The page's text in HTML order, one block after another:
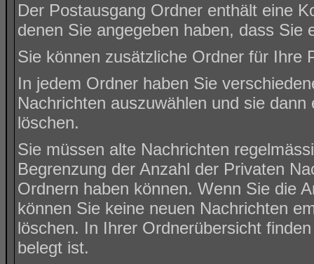
Der Postausgang Ordner enthält eine
denen Sie angegeben haben, dass
Sie können zusätzliche Ordner für Ihre
In jedem Ordner haben Sie
Nachrichten auszuwählen und sie
löschen.
Sie müssen alte Nachrichten
Begrenzung der Anzahl der Privaten
Ordnern haben können. Wenn Sie die
können Sie keine neuen Nachrichten
löschen. In Ihrer Ordnerübersicht
belegt ist.